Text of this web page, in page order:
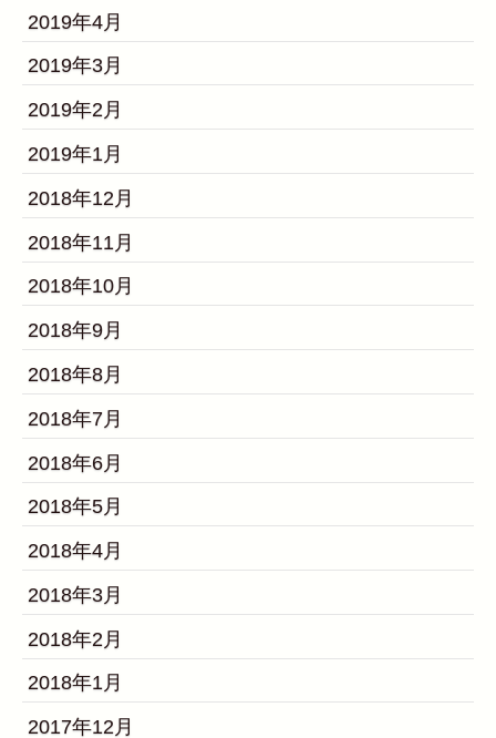
2019年4月
2019年3月
2019年2月
2019年1月
2018年12月
2018年11月
2018年10月
2018年9月
2018年8月
2018年7月
2018年6月
2018年5月
2018年4月
2018年3月
2018年2月
2018年1月
2017年12月